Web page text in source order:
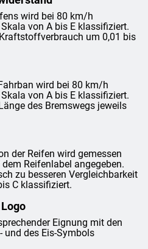
wird bei 80 km/h
von A bis E klassifiziert.
um 0,01 bis
wird bei 80 km/h
von A bis E klassifiziert.
des Bremswegs jeweils
der Reifen wird gemessen
Reifenlabel angegeben.
zu besseren Vergleichbarkeit
C klassifiziert.
Eignung mit den
und des Eis-Symbols